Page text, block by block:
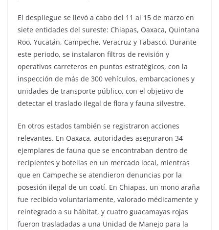
El despliegue se llevó a cabo del 11 al 15 de marzo en
siete entidades del sureste: Chiapas, Oaxaca, Quintana
Roo, Yucatán, Campeche, Veracruz y Tabasco. Durante
este periodo, se instalaron filtros de revisión y
operativos carreteros en puntos estratégicos, con la
inspección de más de 300 vehículos, embarcaciones y
unidades de transporte público, con el objetivo de
detectar el traslado ilegal de flora y fauna silvestre.
En otros estados también se registraron acciones
relevantes. En Oaxaca, autoridades aseguraron 34
ejemplares de fauna que se encontraban dentro de
recipientes y botellas en un mercado local, mientras
que en Campeche se atendieron denuncias por la
posesión ilegal de un coatí. En Chiapas, un mono araña
fue recibido voluntariamente, valorado médicamente y
reintegrado a su hábitat, y cuatro guacamayas rojas
fueron trasladadas a una Unidad de Manejo para la